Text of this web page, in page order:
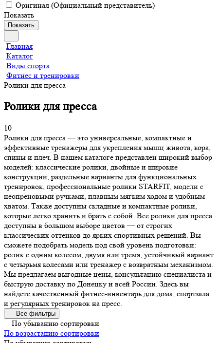
Оригинал (Официальный представитель)
Показать
Показать
Главная
Каталог
Виды спорта
Фитнес и тренировки
Ролики для пресса
Ролики для пресса
10
Ролики для пресса — это универсальные, компактные и
эффективные тренажеры для укрепления мышц живота, кора,
спины и плеч. В нашем каталоге представлен широкий выбор
моделей: классические ролики, двойные и широкие
конструкции, раздельные варианты для функциональных
тренировок, профессиональные ролики STARFIT, модели с
неопреновыми ручками, плавным мягким ходом и удобным
хватом. Также доступны складные и компактные ролики,
которые легко хранить и брать с собой. Все ролики для пресса
доступны в большом выборе цветов — от строгих
классических оттенков до ярких спортивных решений. Вы
сможете подобрать модель под свой уровень подготовки:
ролик с одним колесом, двумя или тремя, устойчивый вариант
с четырьмя колесами или тренажер с возвратным механизмом.
Мы предлагаем выгодные цены, консультацию специалиста и
быструю доставку по Донецку и всей России. Здесь вы
найдете качественный фитнес-инвентарь для дома, спортзала
и регулярных тренировок на пресс.
Все фильтры
По убыванию сортировки
По возрастанию сортировки